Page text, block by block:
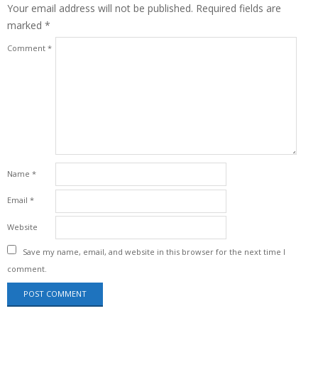
Your email address will not be published. Required fields are
marked *
Comment *
Name *
Email *
Website
Save my name, email, and website in this browser for the next time I
comment.